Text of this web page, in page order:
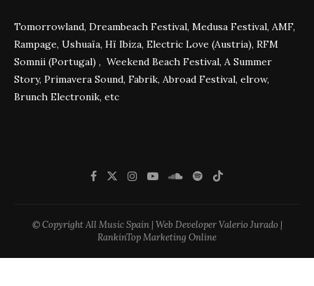
Tomorrowland, Dreambeach Festival, Medusa Festival, AMF,
Rampage, Ushuaïa, Hï Ibiza, Electric Love (Austria), RFM
Somnii (Portugal) , Weekend Beach Festival, A Summer
Story, Primavera Sound, Fabrik, Abroad Festival, elrow,
Brunch Electronik, etc
© Copyright All Music Spain | Web Developer Valerio Jurado |
RankinTop Marketing Online